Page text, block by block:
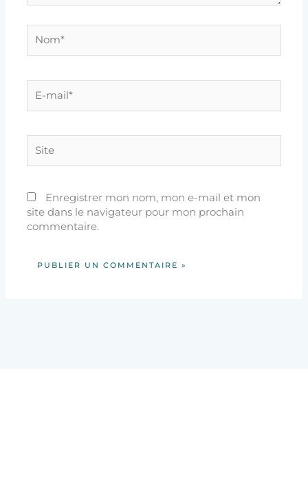
mail*
Enregistrer mon nom, mon e-mail et mon
site dans le navigateur pour mon prochain
commentaire.